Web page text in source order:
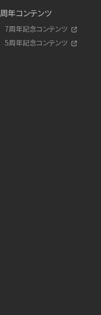
周年コンテンツ
7周年記念コンテンツ
5周年記念コンテンツ